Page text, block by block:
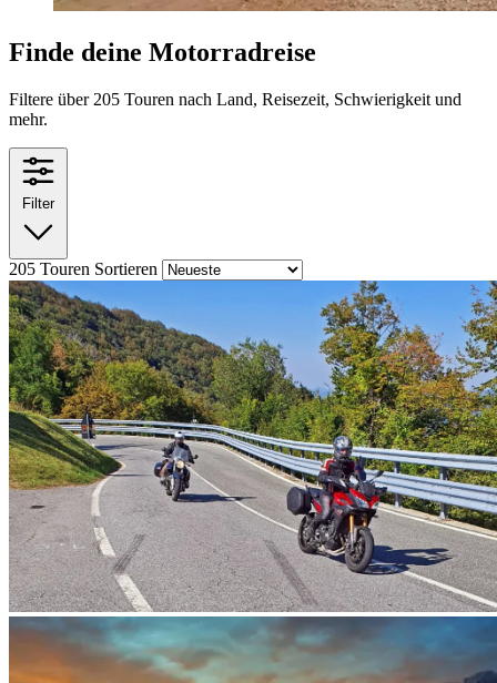
Finde deine Motorradreise
Filtere über 205 Touren nach Land, Reisezeit, Schwierigkeit und
mehr.
Filter
205 Touren Sortieren